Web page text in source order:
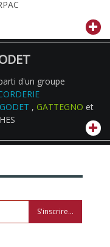
d'un groupe
, GATTEGNO et
S'inscrire...